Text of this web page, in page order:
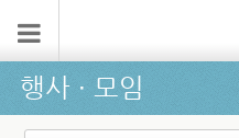
행사 ∙ 모임